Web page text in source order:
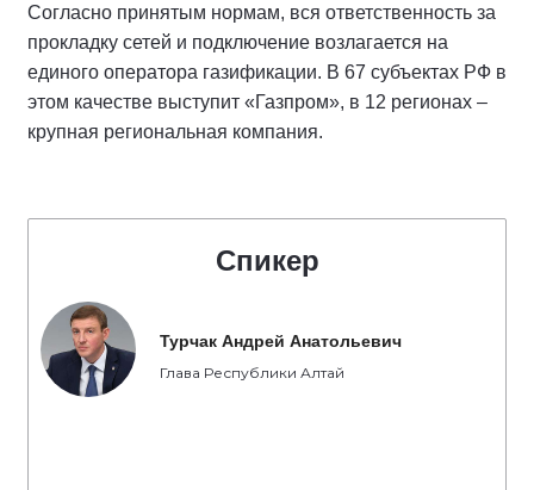
Согласно принятым нормам, вся ответственность за
прокладку сетей и подключение возлагается на
единого оператора газификации. В 67 субъектах РФ в
этом качестве выступит «Газпром», в 12 регионах –
крупная региональная компания.
Спикер
Турчак Андрей Анатольевич
Глава Республики Алтай